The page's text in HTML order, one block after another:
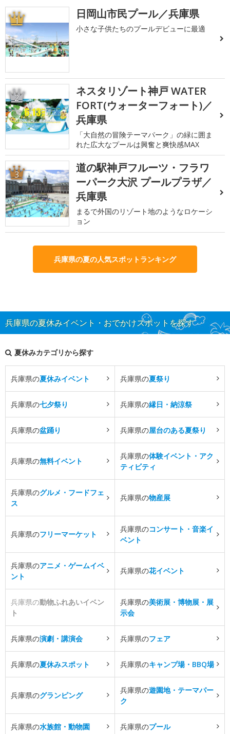
1 日岡山市民プール／兵庫県
小さな子供たちのプールデビューに最適
2
ネスタリゾート神戸 WATER
FORT(ウォーターフォート)／
兵庫県
「大自然の冒険テーマパーク」の緑に囲ま
れた広大なプールは興奮と爽快感MAX
3
道の駅神戸フルーツ・フラワ
ーパーク大沢 プールプラザ／
兵庫県
まるで外国のリゾート地のようなロケーシ
ョン
兵庫県の夏の人気スポットランキング
兵庫県の夏休みイベント・おでかけスポットを探す
夏休みカテゴリから探す
兵庫県の夏休みイベント 兵庫県の夏祭り
兵庫県の七夕祭り 兵庫県の縁日・納涼祭
兵庫県の盆踊り 兵庫県の屋台のある夏祭り
兵庫県の無料イベント
兵庫県の体験イベント・アク
ティビティ
兵庫県のグルメ・フードフェ
ス
兵庫県の物産展
兵庫県のフリーマーケット
兵庫県のコンサート・音楽イ
ベント
兵庫県のアニメ・ゲームイベ
ント
兵庫県の花イベント
兵庫県の動物ふれあいイベン
ト
兵庫県の美術展・博物展・展
示会
兵庫県の演劇・講演会 兵庫県のフェア
兵庫県の夏休みスポット 兵庫県のキャンプ場・BBQ場
兵庫県のグランピング
兵庫県の遊園地・テーマパー
ク
兵庫県の水族館・動物園 兵庫県のプール